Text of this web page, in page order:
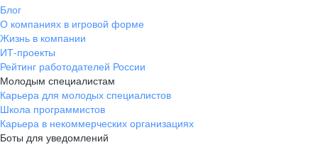
Блог
О компаниях в игровой форме
Жизнь в компании
ИТ-проекты
Рейтинг работодателей России
Молодым специалистам
Карьера для молодых специалистов
Школа программистов
Карьера в некоммерческих организациях
Боты для уведомлений